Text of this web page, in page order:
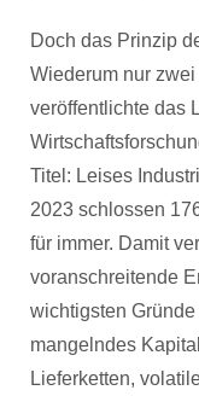
Doch das Prinzip
Wiederum nur
veröffentlichte das
Titel: Leises
2023 schlossen
für immer. Damit
voranschreitende
wichtigsten
mangelndes
Lieferketten,